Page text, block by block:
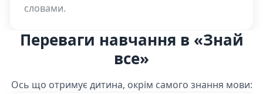
словами.
Переваги навчання в «Знай
все»
Ось що отримує дитина, окрім самого знання мови: